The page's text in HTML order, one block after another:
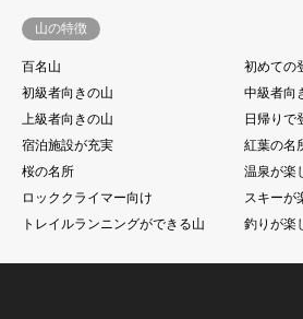
山の特徴
百名山
初めての
初級者向きの山
中級者向
上級者向きの山
日帰りで
宿泊施設が充実
紅葉の名
桜の名所
温泉が楽
ロッククライマー向け
スキーが
トレイルランニングができる山
釣りが楽